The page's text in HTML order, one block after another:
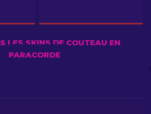
LES SKINS DE COUTEAU EN
PARACORDE